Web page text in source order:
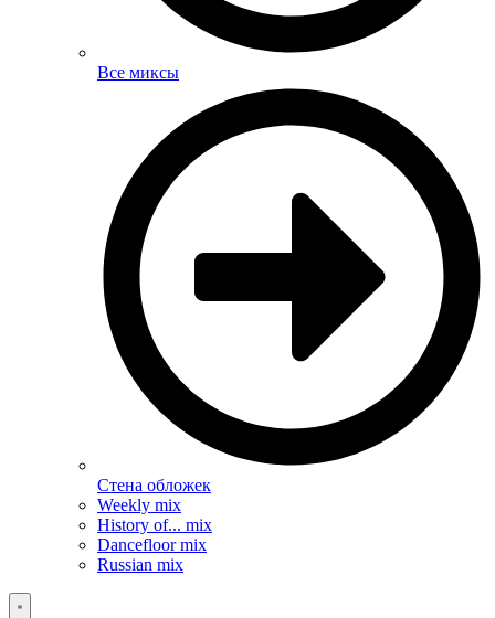
Все миксы
Стена обложек
Weekly mix
History of... mix
Dancefloor mix
Russian mix